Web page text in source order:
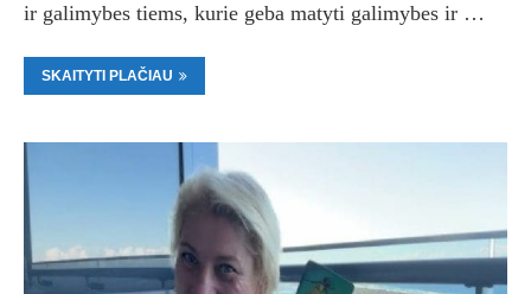
ir galimybes tiems, kurie geba matyti galimybes ir …
SKAITYTI PLAČIAU